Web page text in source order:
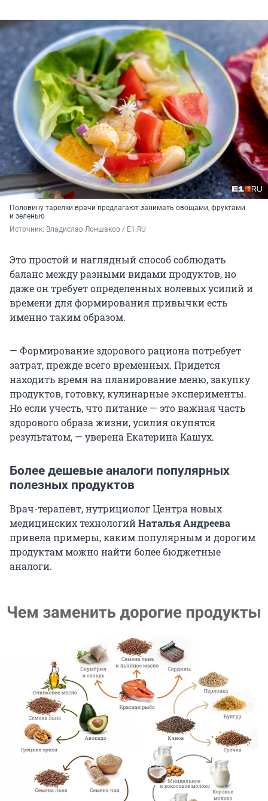
Половину тарелки врачи предлагают занимать овощами, фруктами
и зеленью
Источник: Владислав Лоншаков / E1.RU
Это простой и наглядный способ соблюдать
баланс между разными видами продуктов, но
даже он требует определенных волевых усилий и
времени для формирования привычки есть
именно таким образом.
— Формирование здорового рациона потребует
затрат, прежде всего временных. Придется
находить время на планирование меню, закупку
продуктов, готовку, кулинарные эксперименты.
Но если учесть, что питание — это важная часть
здорового образа жизни, усилия окупятся
результатом, — уверена Екатерина Кашух.
Более дешевые аналоги популярных
полезных продуктов
Врач-терапевт, нутрициолог Центра новых
медицинских технологийНаталья Андреева
привела примеры, каким популярным и дорогим
продуктам можно найти более бюджетные
аналоги.